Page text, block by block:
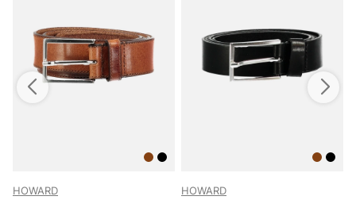
HOWARD HOWARD